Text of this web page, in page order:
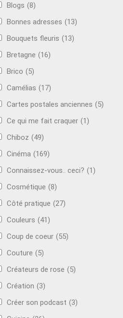
Blogs (8)
Bonnes adresses (13)
Bouquets fleuris (13)
Bretagne (16)
Brico (5)
Camélias (17)
Cartes postales anciennes (5)
Ce qui me fait craquer (1)
Chiboz (49)
Cinéma (169)
Connaissez-vous.. ceci? (1)
Cosmétique (8)
Côté pratique (27)
Couleurs (41)
Coup de coeur (55)
Couture (5)
Créateurs de rose (5)
Création (3)
Créer son podcast (3)